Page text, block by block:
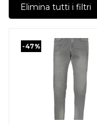
Elimina tutti i filtri
-47%